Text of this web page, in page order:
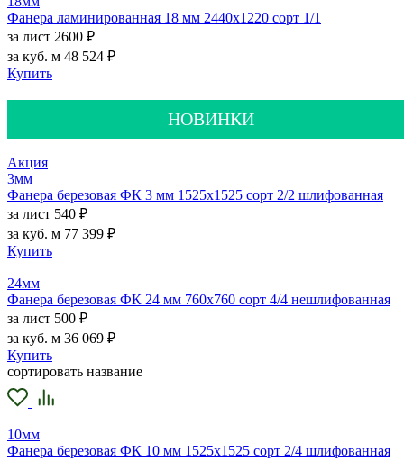
Фанера ламинированная 18 мм 2440х1220 сорт 1/1
за лист 2600 ₽
за куб. м 48 524 ₽
Купить
НОВИНКИ
Акция
3мм
Фанера березовая ФК 3 мм 1525х1525 сорт 2/2 шлифованная
за лист 540 ₽
за куб. м 77 399 ₽
Купить
24мм
Фанера березовая ФК 24 мм 760х760 сорт 4/4 нешлифованная
за лист 500 ₽
за куб. м 36 069 ₽
Купить
сортировать название
10мм
Фанера березовая ФК 10 мм 1525х1525 сорт 2/4 шлифованная